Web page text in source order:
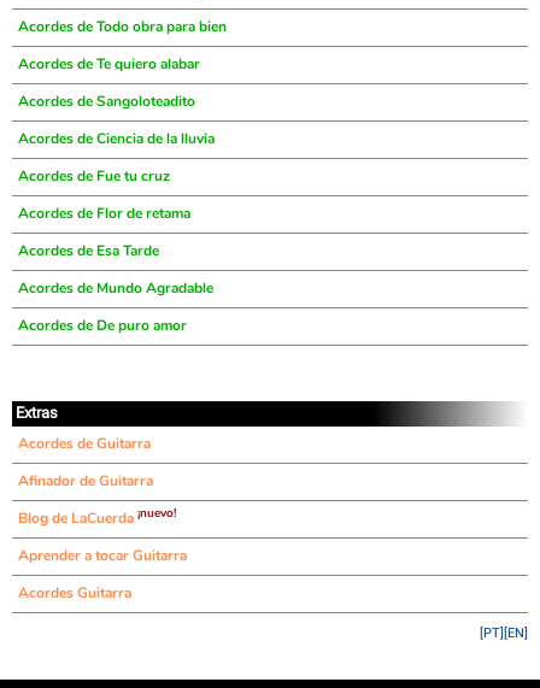
Acordes de Todo obra para bien
Acordes de Te quiero alabar
Acordes de Sangoloteadito
Acordes de Ciencia de la lluvia
Acordes de Fue tu cruz
Acordes de Flor de retama
Acordes de Esa Tarde
Acordes de Mundo Agradable
Acordes de De puro amor
Extras
Acordes de Guitarra
Afinador de Guitarra
Blog de LaCuerda ¡nuevo!
Aprender a tocar Guitarra
Acordes Guitarra
[EN]
[PT]